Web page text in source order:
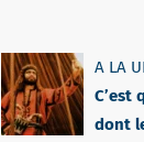
A LA
C’est
dont